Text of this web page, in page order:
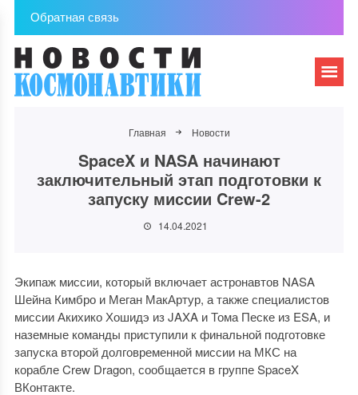
Обратная связь
Главная Новости
SpaceX и NASA начинают
заключительный этап подготовки к
запуску миссии Crew-2
14.04.2021
Экипаж миссии, который включает астронавтов NASA
Шейна Кимбро и Меган МакАртур, а также специалистов
миссии Акихико Хошидэ из JAXA и Тома Песке из ESA, и
наземные команды приступили к финальной подготовке
запуска второй долговременной миссии на МКС на
корабле Crew Dragon, сообщается в группе SpaceX
ВКонтакте.